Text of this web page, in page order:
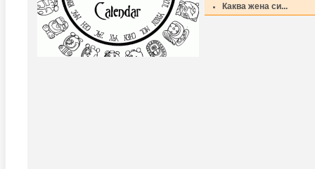
Каква жена си...